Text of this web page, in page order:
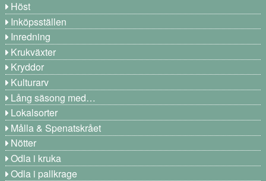
Höst
Inköpsställen
Inredning
Krukväxter
Kryddor
Kulturarv
Lång säsong med…
Lokalsorter
Målla & Spenatskrået
Nötter
Odla i kruka
Odla i pallkrage